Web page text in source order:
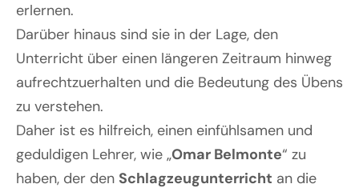
erlernen.
Darüber hinaus sind sie in der Lage, den
Unterricht über einen längeren Zeitraum hinweg
aufrechtzuerhalten und die Bedeutung des Übens
zu verstehen.
Daher ist es hilfreich, einen einfühlsamen und
geduldigen Lehrer, wie „Omar Belmonte“ zu
haben, der den Schlagzeugunterricht an die